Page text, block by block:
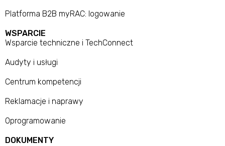
Platforma B2B myRAC: logowanie
WSPARCIE
Wsparcie techniczne i TechConnect
Audyty i usługi
Centrum kompetencji
Reklamacje i naprawy
Oprogramowanie
DOKUMENTY